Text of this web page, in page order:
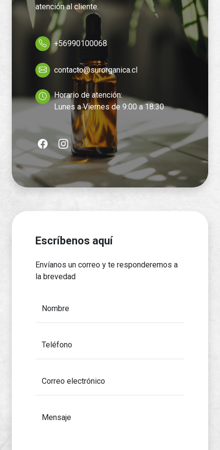
atención al cliente.
+56990100068
contacto@surorganica.cl
Horario de atención:
Lunes a Viernes de 9:00 a 18:30
Escríbenos aquí
Envíanos un correo y te responderemos a
la brevedad
Nombre
Teléfono
Correo electrónico
Mensaje